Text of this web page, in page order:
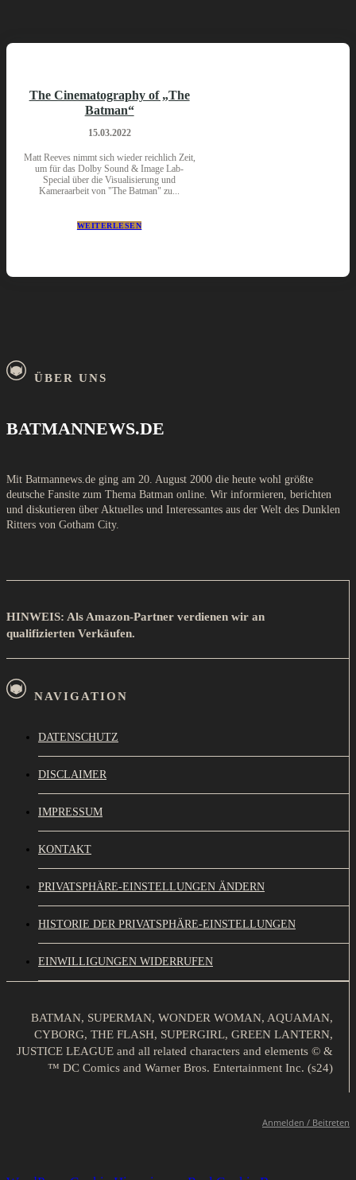
The Cinematography of „The
Batman“
15.03.2022
Matt Reeves nimmt sich wieder reichlich Zeit,
um für das Dolby Sound & Image Lab-
Special über die Visualisierung und
Kameraarbeit von "The Batman" zu...
WEITERLESEN
ÜBER UNS
BATMANNEWS.DE
Mit Batmannews.de ging am 20. August 2000 die heute wohl größte
deutsche Fansite zum Thema Batman online. Wir informieren, berichten
und diskutieren über Aktuelles und Interessantes aus der Welt des Dunklen
Ritters von Gotham City.
HINWEIS: Als Amazon-Partner verdienen wir an
qualifizierten Verkäufen.
NAVIGATION
DATENSCHUTZ
DISCLAIMER
IMPRESSUM
KONTAKT
PRIVATSPHÄRE-EINSTELLUNGEN ÄNDERN
HISTORIE DER PRIVATSPHÄRE-EINSTELLUNGEN
EINWILLIGUNGEN WIDERRUFEN
BATMAN, SUPERMAN, WONDER WOMAN, AQUAMAN,
CYBORG, THE FLASH, SUPERGIRL, GREEN LANTERN,
JUSTICE LEAGUE and all related characters and elements © &
™ DC Comics and Warner Bros. Entertainment Inc. (s24)
Anmelden / Beitreten